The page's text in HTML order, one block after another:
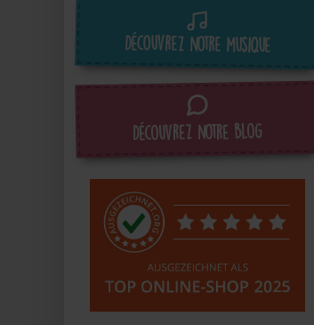
Découvrez notre musique
Découvrez notre blog